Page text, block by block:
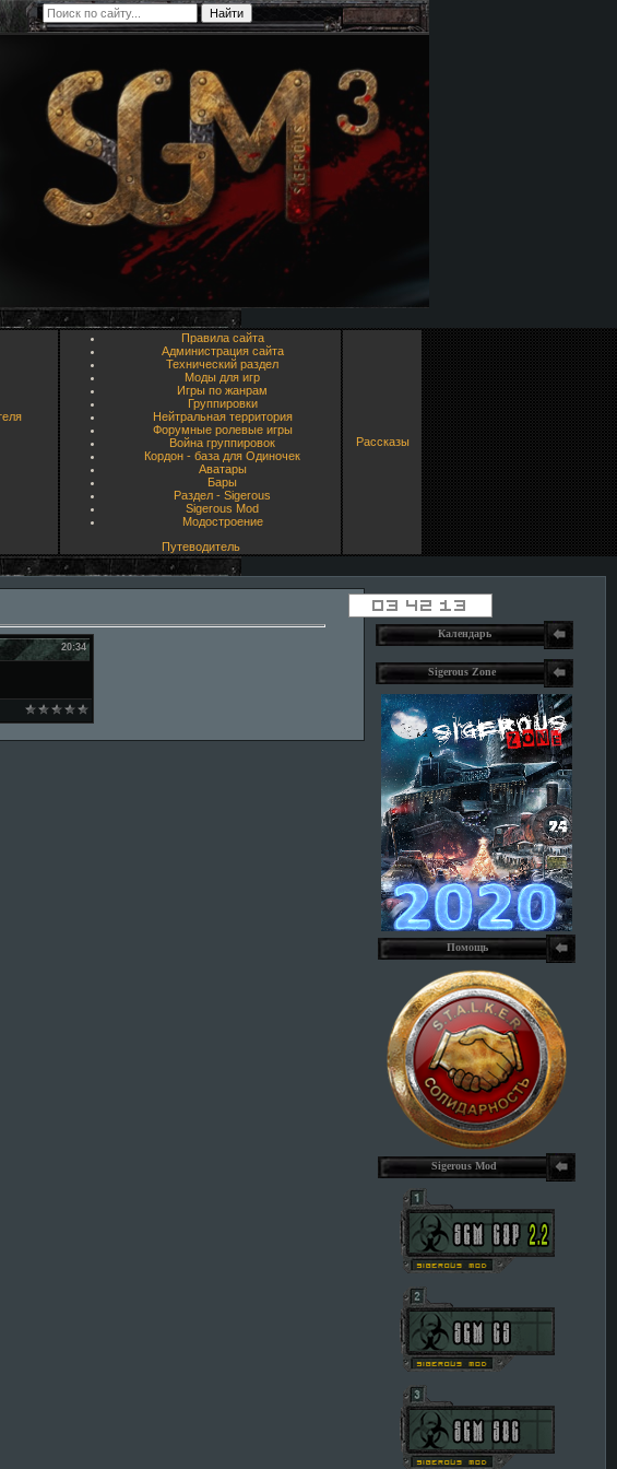
Правила сайта
Администрация сайта
Технический раздел
Моды для игр
Игры по жанрам
Группировки
Нейтральная территория
Форумные ролевые игры
Война группировок
Кордон - база для Одиночек
Аватары
Бары
Раздел - Sigerous
Sigerous Mod
Модостроение
Путеводитель
Рассказы
20:34
Календарь
Sigerous Zone
Помощь
Sigerous Mod